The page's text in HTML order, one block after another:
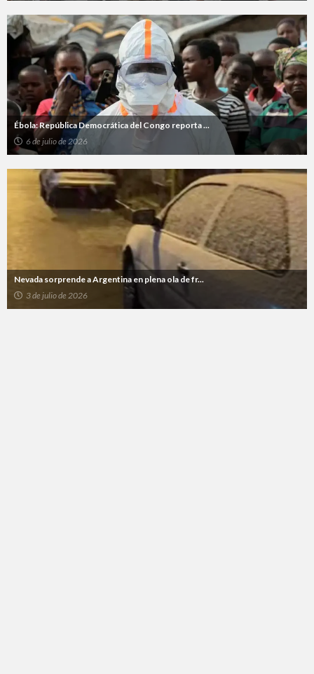
Ébola: República Democrática del Congo reporta ...
6 de julio de 2026
Nevada sorprende a Argentina en plena ola de fr...
3 de julio de 2026